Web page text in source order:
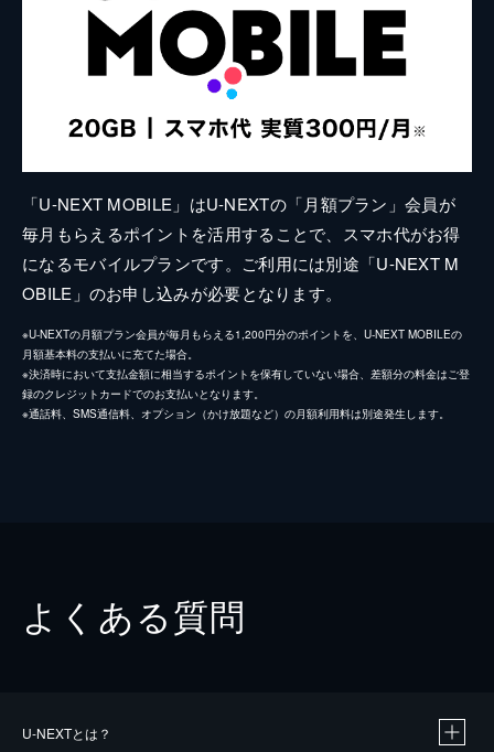
「U-NEXT MOBILE」はU-NEXTの「月額プラン」会員が
毎月もらえるポイントを活用することで、スマホ代がお得
になるモバイルプランです。ご利用には別途「U-NEXT M
OBILE」のお申し込みが必要となります。
※U-NEXTの月額プラン会員が毎月もらえる1,200円分のポイントを、U-NEXT MOBILEの
月額基本料の支払いに充てた場合。
※決済時において支払金額に相当するポイントを保有していない場合、差額分の料金はご登
録のクレジットカードでのお支払いとなります。
※通話料、SMS通信料、オプション（かけ放題など）の月額利用料は別途発生します。
よくある質問
U-NEXTとは？